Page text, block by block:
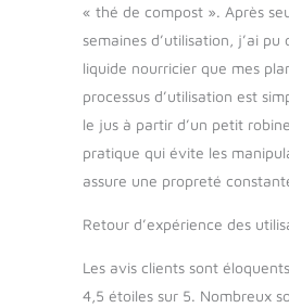
le
« thé de compost ». Après
semaines d’utilisation, j’ai
liquide nourricier que mes
processus d’utilisation est
le jus à partir d’un petit
pratique qui évite les
assure une propreté
Retour d’expérience des
Les avis clients sont
4,5 étoiles sur 5. Nombreux